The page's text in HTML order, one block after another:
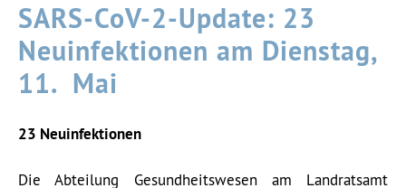
SARS-CoV-2-Update: 23
Neuinfektionen am Dienstag,
11. Mai
23 Neuinfektionen
Die Abteilung Gesundheitswesen am Landratsamt